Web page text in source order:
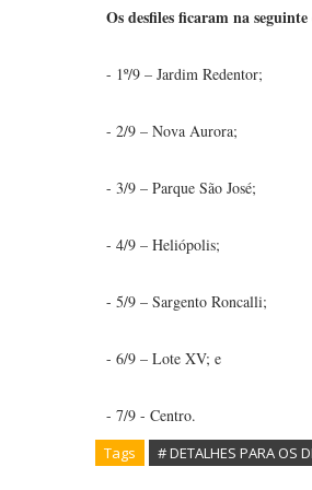
Os desfiles ficaram na
- 1º/9 – Jardim Redentor;
- 2/9 – Nova Aurora;
- 3/9 – Parque São José;
- 4/9 – Heliópolis;
- 5/9 – Sargento Roncalli;
- 6/9 – Lote XV; e
- 7/9 - Centro.
Tags # DETALHES PARA OS